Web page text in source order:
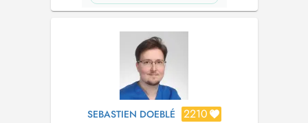
SEBASTIEN DOEBLÉ 2210